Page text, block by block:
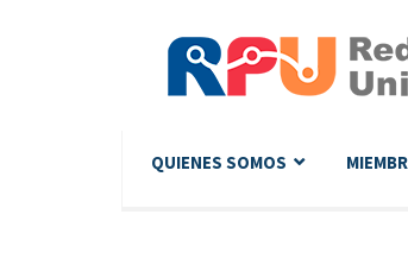
QUIENES SOMOS